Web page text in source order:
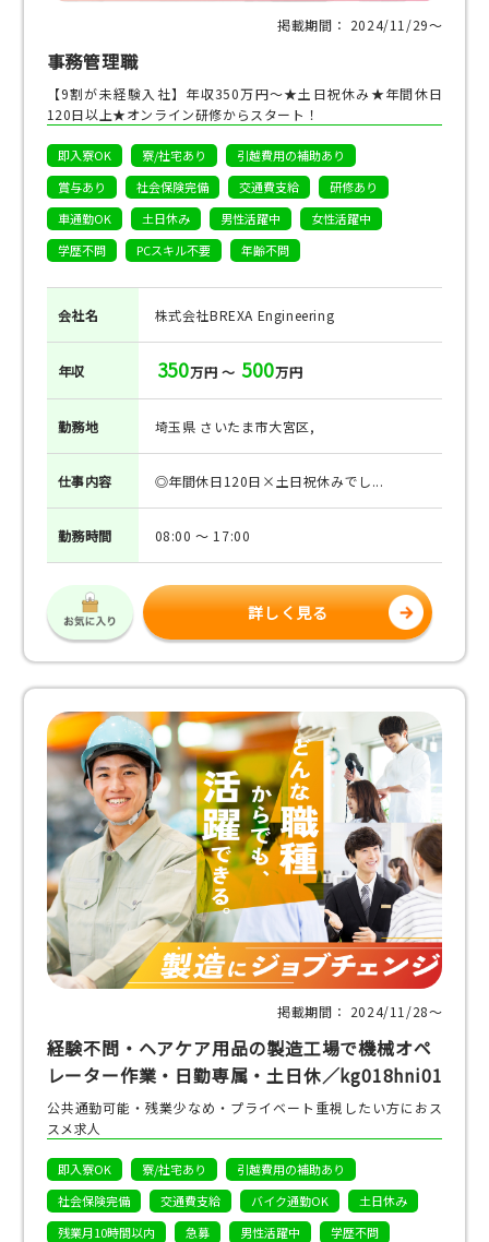
掲載期間： 2024/11/29〜
事務管理職
【9割が未経験入社】年収350万円～★土日祝休み★年間休日
120日以上★オンライン研修からスタート！
即入寮OK 寮/社宅あり
引越費用の補助あり
賞与あり
社会保険完備 交通費支給
研修あり
車通勤OK
土日休み 男性活躍中
女性活躍中
学歴不問
PCスキル不要 年齢不問
会社名 株式会社BREXA Engineering
年収 350万円 ～ 500万円
勤務地 埼玉県 さいたま市大宮区,
仕事内容 ◎年間休日120日×土日祝休みでし...
勤務時間 08:00 ～ 17:00
詳しく見る
掲載期間： 2024/11/28〜
経験不問・ヘアケア用品の製造工場で機械オペ
レーター作業・日勤専属・土日休／kg018hni01
公共通勤可能・残業少なめ・プライベート重視したい方におス
スメ求人
即入寮OK 寮/社宅あり
引越費用の補助あり
社会保険完備
交通費支給 バイク通勤OK
土日休み
残業月10時間以内
急募 男性活躍中
学歴不問